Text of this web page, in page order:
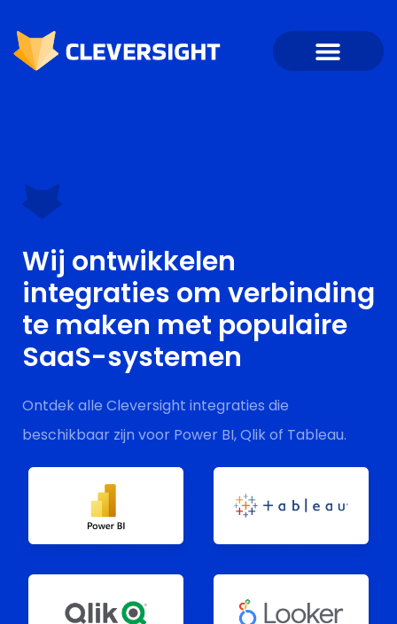
Wij ontwikkelen
integraties om verbinding
te maken met populaire
SaaS-systemen
Ontdek alle Cleversight integraties die
beschikbaar zijn voor Power BI, Qlik of Tableau.